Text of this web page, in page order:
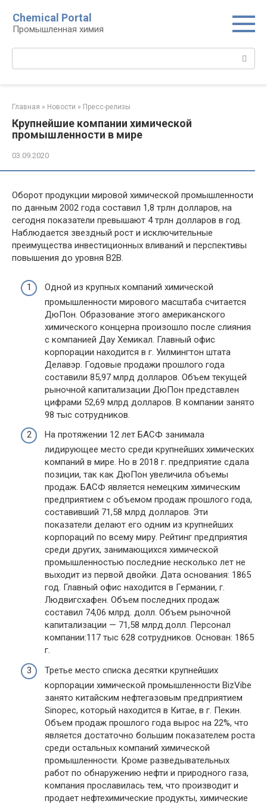
контенту
Chemical Portal
Промышленная химия
Главная » Новости » Пресс-релизы
Крупнейшие компании химической
промышленности в мире
03.09.2020
Оборот продукции мировой химической промышленности
по данным 2002 года составил 1,8 трлн долларов, на
сегодня показатели превышают 4 трлн долларов в год.
Наблюдается звездный рост и исключительные
преимущества инвестиционных вливаний и перспективы
повышения до уровня В2В.
Одной из крупных компаний химической
промышленности мирового масштаба считается
ДюПон. Образование этого американского
химического концерна произошло после слияния
с компанией Дау Хемикал. Главный офис
корпорации находится в г. Уилмингтон штата
Делавэр. Годовые продажи прошлого года
составили 85,97 млрд долларов. Объем текущей
рыночной капитализации ДюПон представлен
цифрами 52,69 млрд долларов. В компании занято
98 тыс сотрудников.
На протяжении 12 лет БАСФ занимала
лидирующее место среди крупнейших химических
компаний в мире. Но в 2018 г. предприятие сдала
позиции, так как ДюПон увеличила объемы
продаж. БАСФ является немецким химическим
предприятием с объемом продаж прошлого года,
составивший 71,58 млрд долларов. Эти
показатели делают его одним из крупнейших
корпораций по всему миру. Рейтинг предприятия
среди других, занимающихся химической
промышленностью последние несколько лет не
выходит из первой двойки. Дата основания: 1865
год. Главный офис находится в Германии, г.
Людвигсхафен. Объем последних продаж
составил 74,06 млрд. долл. Объем рыночной
капитализации — 71,58 млрд.долл. Персонал
компании:117 тыс 628 сотрудников. Основан: 1865
г.
Третье место списка десятки крупнейших
корпорации химической промышленности BizVibe
занято китайским нефтегазовым предприятием
Sinopec, который находится в Китае, в г. Пекин.
Объем продаж прошлого года вырос на 22%, что
является достаточно большим показателем роста
среди остальных компаний химической
промышленности. Кроме разведывательных
работ по обнаружению нефти и природного газа,
компания прославилась тем, что производит и
продает нефтехимические продукты, химические